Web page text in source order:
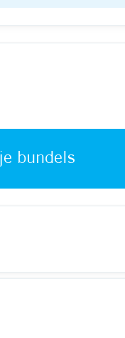
bundels